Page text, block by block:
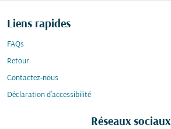
Liens rapides
FAQs
Retour
Contactez-nous
Déclaration d’accessibilité
Réseaux sociaux